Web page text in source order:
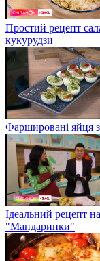
Простий рецепт
кукурудзи
Фаршировані яйця
Ідеальний рецепт
"Мандаринки"